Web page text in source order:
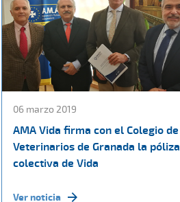
06 marzo 2019
AMA Vida firma con el Colegio de
Veterinarios de Granada la póliza
colectiva de Vida
Ver noticia